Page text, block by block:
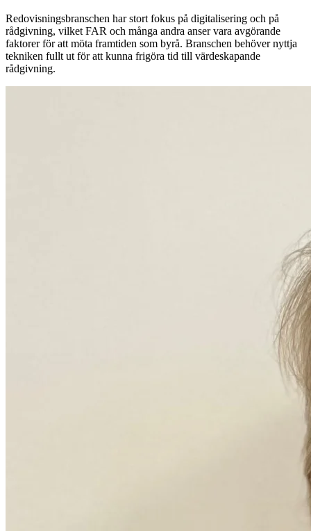
Redovisningsbranschen har stort fokus på digitalisering och på
rådgivning, vilket FAR och många andra anser vara avgörande
faktorer för att möta framtiden som byrå. Branschen behöver nyttja
tekniken fullt ut för att kunna frigöra tid till värdeskapande
rådgivning.